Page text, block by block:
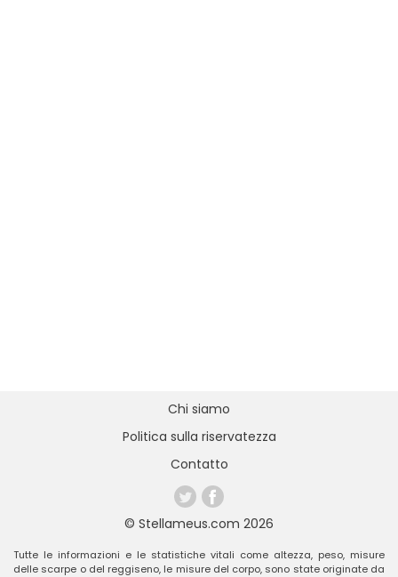
© Stellameus.com 2026
Chi siamo
Politica sulla riservatezza
Contatto
Tutte le informazioni e le statistiche vitali come altezza, peso, misure
delle scarpe o del reggiseno, le misure del corpo, sono state originate da